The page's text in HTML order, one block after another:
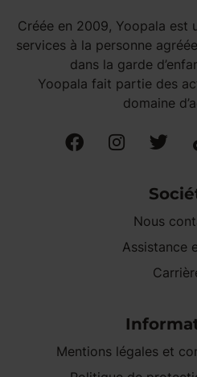
Créée en 2009, Yoopala est
services à la personne
dans la garde
Yoopala fait partie des
domaine
Nous
Assistance
Mentions légales et